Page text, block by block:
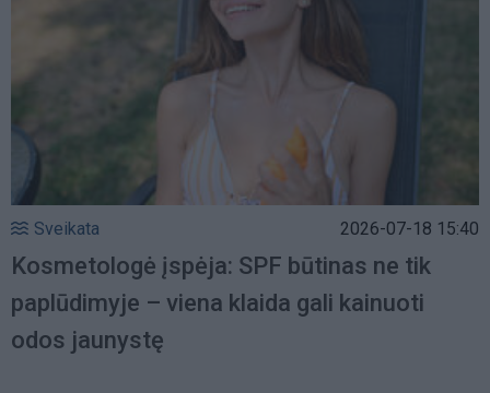
Sveikata 2026-07-18 15:40
Kosmetologė įspėja: SPF būtinas ne tik
paplūdimyje – viena klaida gali kainuoti
odos jaunystę